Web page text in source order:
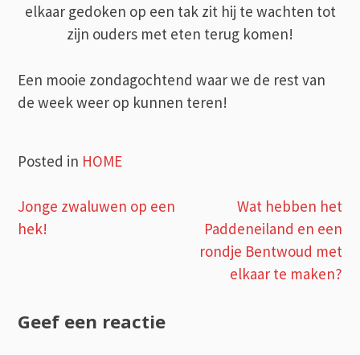
elkaar gedoken op een tak zit hij te wachten tot
zijn ouders met eten terug komen!
Een mooie zondagochtend waar we de rest van
de week weer op kunnen teren!
Posted in HOME
Bericht
Jonge zwaluwen op een
hek!
Wat hebben het
Paddeneiland en een
rondje Bentwoud met
elkaar te maken?
Geef een reactie